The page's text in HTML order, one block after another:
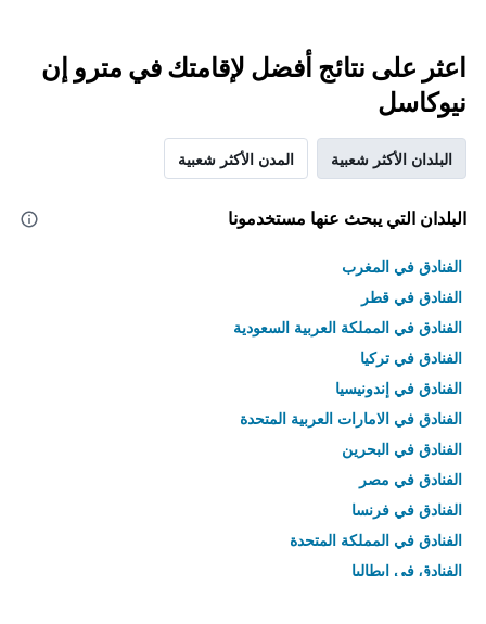
اعثر على نتائج أفضل لإقامتك في مترو إن
نيوكاسل
البلدان الأكثر شعبية المدن الأكثر شعبية
البلدان التي يبحث عنها مستخدمونا
الفنادق في المغرب
الفنادق في قطر
الفنادق في المملكة العربية السعودية
الفنادق في تركيا
الفنادق في إندونيسيا
الفنادق في الامارات العربية المتحدة
الفنادق في البحرين
الفنادق في مصر
الفنادق في فرنسا
الفنادق في المملكة المتحدة
الفنادق في إيطاليا